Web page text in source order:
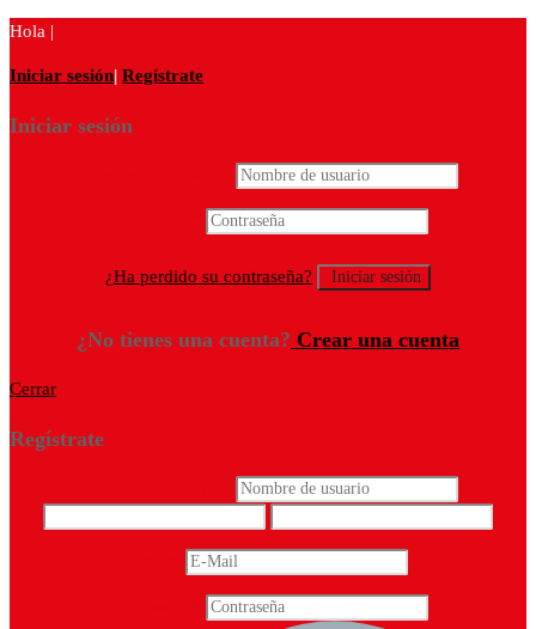
Hola |
Iniciar sesión| Regístrate
Iniciar sesión
¿Ha perdido su contraseña?
¿No tienes una cuenta? Crear una cuenta
Cerrar
Regístrate